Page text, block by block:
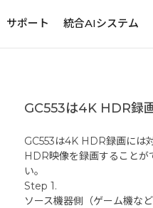
サポート 統合AIシステム
GC553は4K HDR録
GC553は4K HDR録画には
HDR映像を録画することが
い。
Step 1.
ソース機器側（ゲーム機な